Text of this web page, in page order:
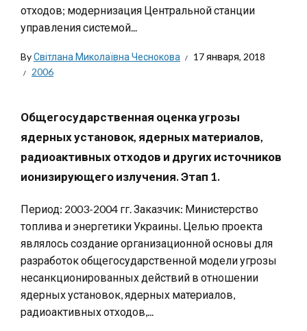
отходов; модернизация Центральной станции
управления системой...
ByСвітлана Миколаївна Чеснокова
17 января, 2018
2006
Общегосударственная оценка угрозы
ядерных установок, ядерных материалов,
радиоактивных отходов и других источников
ионизирующего излучения. Этап 1.
Период: 2003-2004 гг. Заказчик: Министерство
топлива и энергетики Украины. Целью проекта
являлось создание организационной основы для
разработок общегосударственной модели угрозы
несанкционированных действий в отношении
ядерных установок, ядерных материалов,
радиоактивных отходов,...